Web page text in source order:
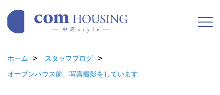
ホーム
スタッフブログ
オープンハウス前、写真撮影をしています